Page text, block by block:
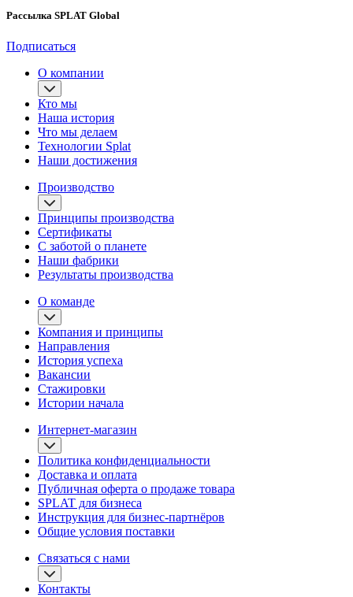
Рассылка SPLAT Global
Подписаться
О компании
Кто мы
Наша история
Что мы делаем
Технологии Splat
Наши достижения
Производство
Принципы производства
Сертификаты
С заботой о планете
Наши фабрики
Результаты производства
О команде
Компания и принципы
Направления
История успеха
Вакансии
Стажировки
Истории начала
Интернет-магазин
Политика конфиденциальности
Доставка и оплата
Публичная оферта о продаже товара
SPLAT для бизнеса
Инструкция для бизнес-партнёров
Общие условия поставки
Связаться с нами
Контакты